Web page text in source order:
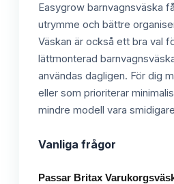
Easygrow barnvagnsväska
utrymme och bättre
Väskan är också ett bra val
lättmonterad
användas dagligen. För dig
eller som prioriterar
mindre modell vara
Vanliga frågor
Passar Britax